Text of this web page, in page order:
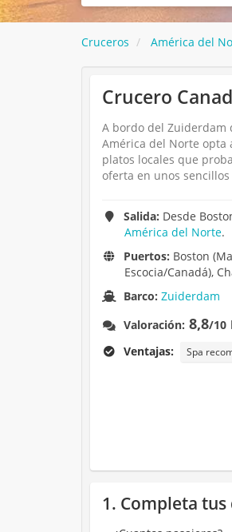
Cruceros América del
Crucero
A bordo del Zuiderdam
América del Norte opta
platos locales que
oferta en unos sencillos
Salida: Desde
América del Norte.
Puertos: Boston
Escocia/Canadá),
Barco:Zuiderdam
Valoración: 8,8/10
Ventajas:
Spa
1. Completa